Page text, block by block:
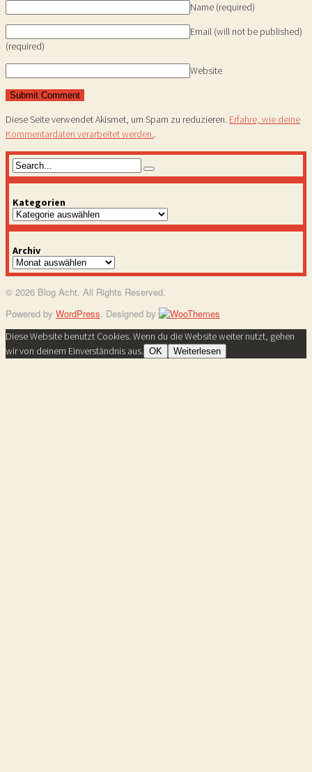
Name (required)
Email (will not be published)
(required)
Website
Diese Seite verwendet Akismet, um Spam zu reduzieren. Erfahre, wie deine
Kommentardaten verarbeitet werden..
Kategorien
Kategorien
Archiv
Archiv
© 2026 Blog Acht. All Rights Reserved.
Powered by WordPress. Designed by
Diese Website benutzt Cookies. Wenn du die Website weiter nutzt, gehen
wir von deinem Einverständnis aus. OK Weiterlesen